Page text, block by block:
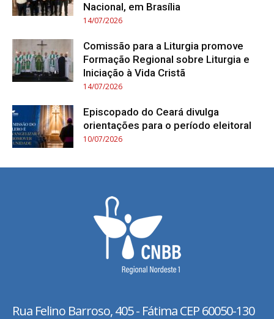
Nacional, em Brasília
14/07/2026
Comissão para a Liturgia promove
Formação Regional sobre Liturgia e
Iniciação à Vida Cristã
14/07/2026
Episcopado do Ceará divulga
orientações para o período eleitoral
10/07/2026
Rua Felino Barroso, 405 - FátimaCEP 60050-130